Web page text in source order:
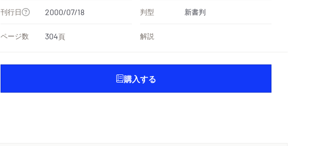
刊行日 2000/07/18 判型 新書判
ページ数 304頁 解説
購入する